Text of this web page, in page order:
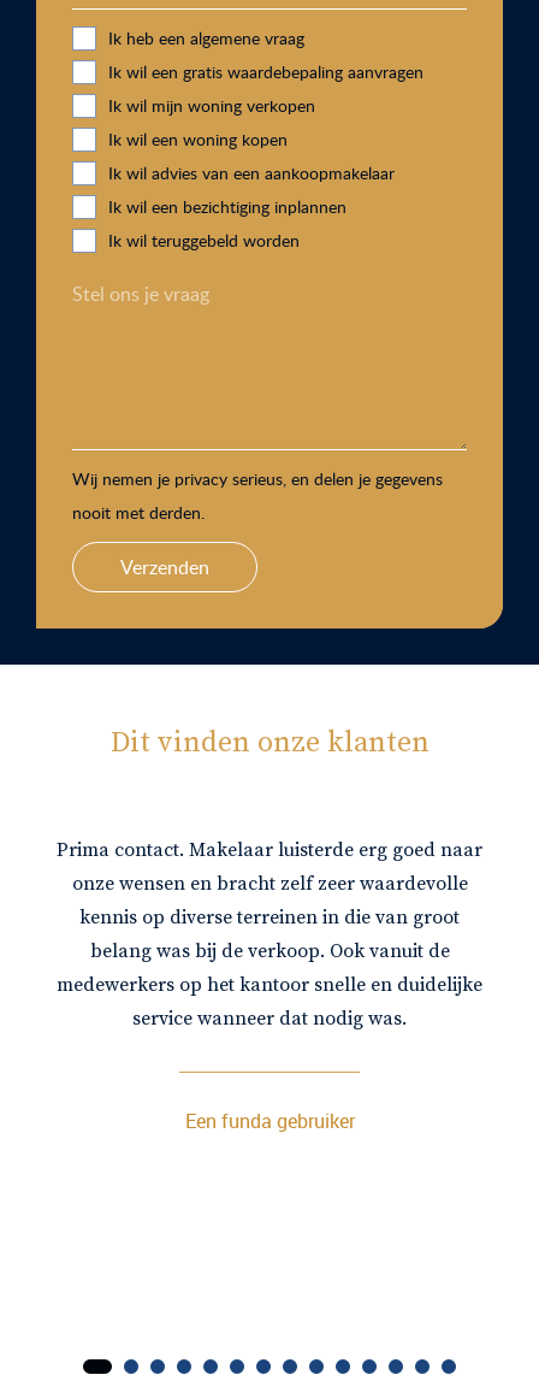
Ik heb een algemene vraag
Ik wil een gratis waardebepaling aanvragen
Ik wil mijn woning verkopen
Ik wil een woning kopen
Ik wil advies van een aankoopmakelaar
Ik wil een bezichtiging inplannen
Ik wil teruggebeld worden
Stel ons je vraag
Wij nemen je privacy serieus, en delen je gegevens
nooit met derden.
Verzenden
Dit vinden onze klanten
Prima contact. Makelaar luisterde erg goed naar
onze wensen en bracht zelf zeer waardevolle
kennis op diverse terreinen in die van groot
belang was bij de verkoop. Ook vanuit de
medewerkers op het kantoor snelle en duidelijke
service wanneer dat nodig was.
Een funda gebruiker